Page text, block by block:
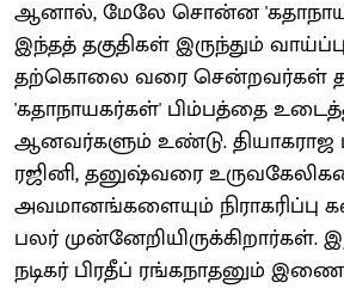
ஆனால், மேலே சொன்ன
இந்தத் தகுதிகள் இருந்தும்
தற்கொலை வரை சென்றவர்கள்
'கதாநாயகர்கள்' பிம்பத்தை
ஆனவர்களும் உண்டு. தியாகராஜ
ரஜினி, தனுஷ்வரை
அவமானங்களையும் நிராகரிப்பு
பலர் முன்னேறியிருக்கிறார்கள்.
நடிகர் பிரதீப் ரங்கநாதனும்